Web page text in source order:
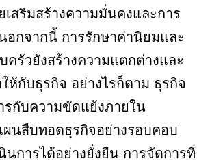
สริมสร้างความมั่นคงและการ
อกจากนี้ การรักษาค่านิยมและ
รัวยังสร้างความแตกต่างและ
ห้กับธุรกิจ อย่างไรก็ตาม ธุรกิจ
รกับความขัดแย้งภายใน
ผนสืบทอดธุรกิจอย่างรอบคอบ
นการได้อย่างยั่งยืน การจัดการที่